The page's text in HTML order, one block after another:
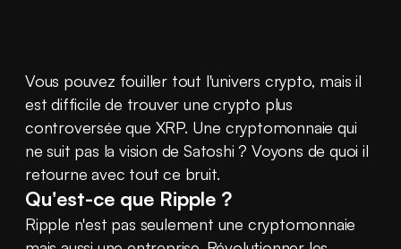
Vous pouvez fouiller tout l'univers crypto, mais il
est difficile de trouver une crypto plus
controversée que XRP. Une cryptomonnaie qui
ne suit pas la vision de Satoshi ? Voyons de quoi il
retourne avec tout ce bruit.
Qu'est-ce que Ripple ?
Ripple n'est pas seulement une cryptomonnaie